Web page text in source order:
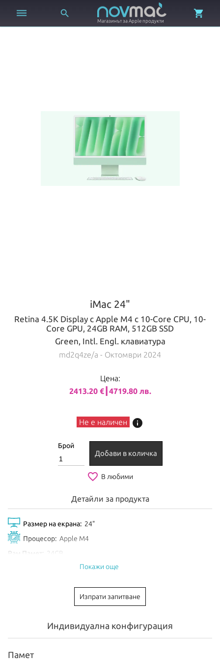
 
Магазинът за Apple продукти

iMac 24"
Retina 4.5K Display с Apple M4 с 10-Core CPU, 10-
Core GPU, 24GB RAM, 512GB SSD
Green, Intl. Engl. клавиатура
md2q4ze/a - Октомври 2024
Цена:
2413.20 €┃4719.80 лв.
Не е наличен info
Брой
Добави в количка
favorite_border В любими
Детайли за продукта
Размер на екрана: 24"
Процесор: Apple M4
Рам Памет:
24GB
512GB SSD
International
195950075519
Покажи още
Изпрати запитване
Индивидуална конфигурация
Памет